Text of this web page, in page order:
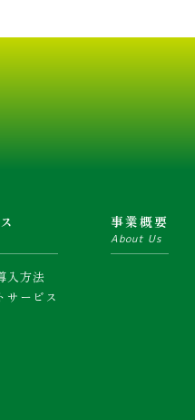
入方法
サービス
事業概要
About Us